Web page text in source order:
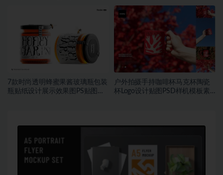
MOCKUP模板素材
7款时尚透明蜂蜜果酱玻璃瓶包装
瓶贴纸设计展示效果图PS贴图样
户外拍摄手持咖啡杯马克杯陶瓷
杯Logo设计贴图PSD样机模板素